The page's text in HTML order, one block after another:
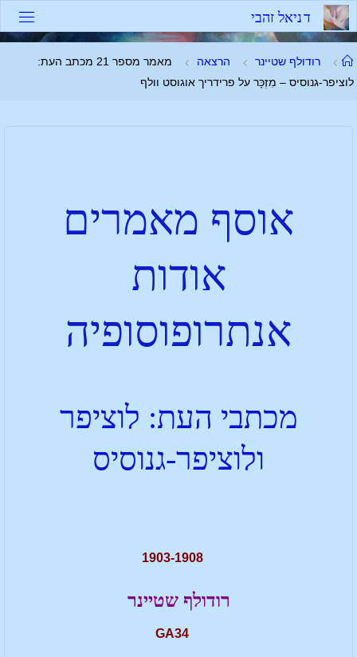
דניאל זהבי
רודולף שטיינר הרצאה
מאמר מספר 21 מכתב העת:
לוציפר-גנוסיס – מִזְכָּר על פרידריך אוגוסט וולף
אוסף מאמרים
אודות
אנתרופוסופיה
מכתבי העת: לוציפר
ולוציפר-גנוסיס
1903-1908
רודולף שטיינר
GA34